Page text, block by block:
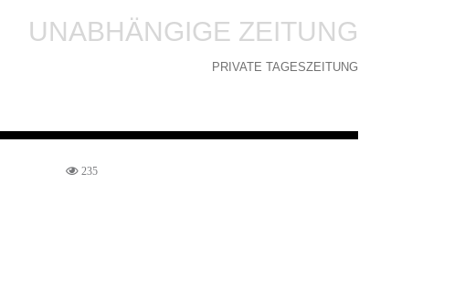
UNABHÄNGIGE ZEITUNG
PRIVATE TAGESZEITUNG
235